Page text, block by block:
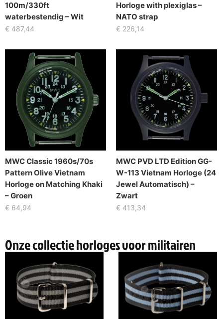
100m/330ft
waterbestendig – Wit
€ 487,44
Horloge with plexiglas –
NATO strap
€ 226,14
MWC Classic 1960s/70s
Pattern Olive Vietnam
Horloge on Matching Khaki
– Groen
€ 64,94
MWC PVD LTD Edition GG-
W-113 Vietnam Horloge (24
Jewel Automatisch) –
Zwart
€ 413,34
Onze collectie horloges voor militairen